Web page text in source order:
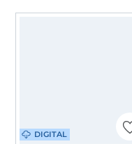
DIGITAL